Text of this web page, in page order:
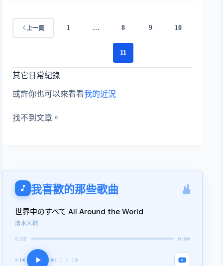
上一頁 1 … 8 9 10
11
其它日常紀錄
或許你也可以來看看我的近況
找不到文章。
我喜歡的那些歌曲
世界中のすべて All Around the World
清水大輔
0:00 0:00
1 / 18